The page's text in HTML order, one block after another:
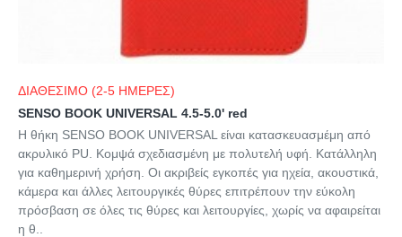
ΔΙΑΘΕΣΙΜΟ (2-5 ΗΜΕΡΕΣ)
SENSO BOOK UNIVERSAL 4.5-5.0' red
Η θήκη SENSO BOOK UNIVERSAL είναι κατασκευασμέμη από
ακρυλικό PU. Κομψά σχεδιασμένη με πολυτελή υφή. Κατάλληλη
για καθημερινή χρήση. Οι ακριβείς εγκοπές για ηχεία, ακουστικά,
κάμερα και άλλες λειτουργικές θύρες επιτρέπουν την εύκολη
πρόσβαση σε όλες τις θύρες και λειτουργίες, χωρίς να αφαιρείται
η θ..